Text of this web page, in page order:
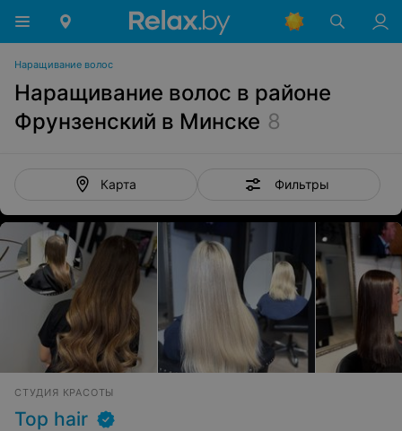
Наращивание волос
Наращивание волос в районе
Фрунзенский в Минске 8
Карта Фильтры
СТУДИЯ КРАСОТЫ
Top hair